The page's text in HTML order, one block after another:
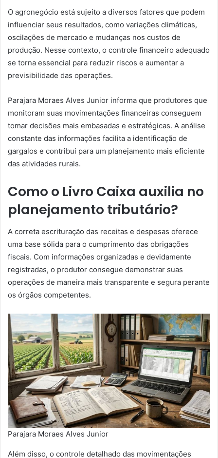
O agronegócio está sujeito a diversos fatores que podem
influenciar seus resultados, como variações climáticas,
oscilações de mercado e mudanças nos custos de
produção. Nesse contexto, o controle financeiro adequado
se torna essencial para reduzir riscos e aumentar a
previsibilidade das operações.
Parajara Moraes Alves Junior informa que produtores que
monitoram suas movimentações financeiras conseguem
tomar decisões mais embasadas e estratégicas. A análise
constante das informações facilita a identificação de
gargalos e contribui para um planejamento mais eficiente
das atividades rurais.
Como o Livro Caixa auxilia no
planejamento tributário?
A correta escrituração das receitas e despesas oferece
uma base sólida para o cumprimento das obrigações
fiscais. Com informações organizadas e devidamente
registradas, o produtor consegue demonstrar suas
operações de maneira mais transparente e segura perante
os órgãos competentes.
Parajara Moraes Alves Junior
Além disso, o controle detalhado das movimentações